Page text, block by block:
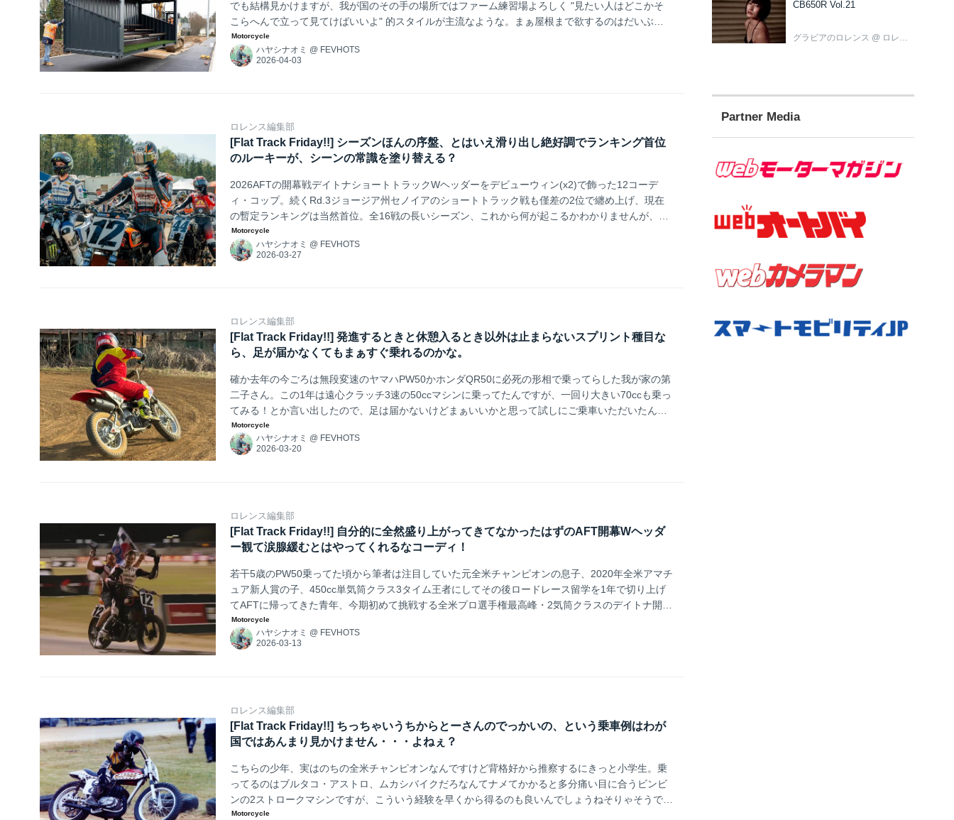
でも結構見かけますが、我が国のその手の場所ではファーム練習場よろしく "見たい人はどこかそ
こらへんで立って見てけばいいよ" 的スタイルが主流なような。まぁ屋根まで欲するのはだいぶ贅
沢かもですけどね。二輪グルグルレーシングは雨降ったらやりませんし。
ハヤシナオミ @ FEVHOTS
ロレンス編集部
[Flat Track Friday!!] シーズンほんの序盤、とはいえ滑り出し絶好調でランキング首位
のルーキーが、シーンの常識を塗り替える？
2026AFTの開幕戦デイトナショートトラックWヘッダーをデビューウィン(x2)で飾った12コーデ
ィ・コップ。続くRd.3ジョージア州セノイアのショートトラック戦も僅差の2位で纏め上げ、現在
の暫定ランキングは当然首位。全16戦の長いシーズン、これから何が起こるかわかりませんが、手
厚いバックアップ体制の賜物でしょうけど、きちんと仕上がってるショートムービーをマメに上げ
たりなんかし始めていて、すでに新世代スターの風格出しまくりです。
ハヤシナオミ @ FEVHOTS
ロレンス編集部
[Flat Track Friday!!] 発進するときと休憩入るとき以外は止まらないスプリント種目な
ら、足が届かなくてもまぁすぐ乗れるのかな。
確か去年の今ごろは無段変速のヤマハPW50かホンダQR50に必死の形相で乗ってらした我が家の第
二子さん。この1年は遠心クラッチ3速の50ccマシンに乗ってたんですが、一回り大きい70ccも乗っ
てみる！とか言い出したので、足は届かないけどまぁいいかと思って試しにご乗車いただいたんで
すが、パワーはともかく車格があってホイールベース長めな方が動きが緩慢で案外乗れることに気
づいてしまった様子。嗚呼こうやってキッズは段々おっきく育っていくのねー・・・。と遠い目の
私。
ハヤシナオミ @ FEVHOTS
ロレンス編集部
[Flat Track Friday!!] 自分的に全然盛り上がってきてなかったはずのAFT開幕Wヘッダ
ー観て涙腺緩むとはやってくれるなコーディ！
若干5歳のPW50乗ってた頃から筆者は注目していた元全米チャンピオンの息子、2020年全米アマチ
ュア新人賞の子、450cc単気筒クラス3タイム王者にしてその後ロードレース留学を1年で切り上げ
てAFTに帰ってきた青年、今期初めて挑戦する全米プロ選手権最高峰・2気筒クラスのデイトナ開幕
戦2ヘッダーにて完・全・優・勝！歳をとったせいか人の親になったせいかウルウルしちゃいました
よ。
ハヤシナオミ @ FEVHOTS
ロレンス編集部
[Flat Track Friday!!] ちっちゃいうちからとーさんのでっかいの、という乗車例はわが
国ではあんまり見かけません・・・よねぇ？
こちらの少年、実はのちの全米チャンピオンなんですけど背格好から推察するにきっと小学生。乗
ってるのはブルタコ・アストロ、ムカシバイクだろなんてナメてかかると多分痛い目に合うビンビ
ンの2ストロークマシンですが、こういう経験を早くから得るのも良いんでしょうねそりゃそうです
ね。
CB650R Vol.21
グラビアのロレンス @ ロレンス編集部
Partner Media